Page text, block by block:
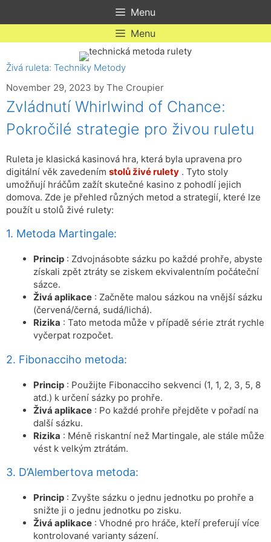
Menu
Menu
Živá ruleta: Techniky Metody
November 29, 2023 by The Croupier
Zvládnutí Whirlwind of Chance:
Pokročilé strategie pro živou ruletu
Ruleta je klasická kasinová hra, která byla upravena pro
digitální věk zavedením stolů živé rulety . Tyto stoly
umožňují hráčům zažít skutečné kasino z pohodlí jejich
domova. Zde je přehled různých metod a strategií, které lze
použít u stolů živé rulety:
1. Metoda Martingale:
Princip : Zdvojnásobte sázku po každé prohře, abyste
získali zpět ztráty se ziskem ekvivalentním počáteční
sázce.
Živá aplikace : Začněte malou sázkou na vnější sázku
(červená/černá, sudá/lichá).
Rizika : Tato metoda může v případě série ztrát rychle
vyčerpat rozpočet.
2. Fibonacciho metoda:
Princip : Použijte Fibonacciho sekvenci (1, 1, 2, 3, 5, 8
atd.) k určení sázky po prohře.
Živá aplikace : Po každé prohře přejděte v pořadí na
další sázku.
Rizika : Méně riskantní než Martingale, ale stále může
vést k velkým ztrátám.
3. D’Alembertova metoda:
Princip : Zvyšte sázku o jednu jednotku po prohře a
snižte ji o jednu jednotku po zisku.
Živá aplikace : Vhodné pro hráče, kteří preferují více
kontrolované varianty sázení.